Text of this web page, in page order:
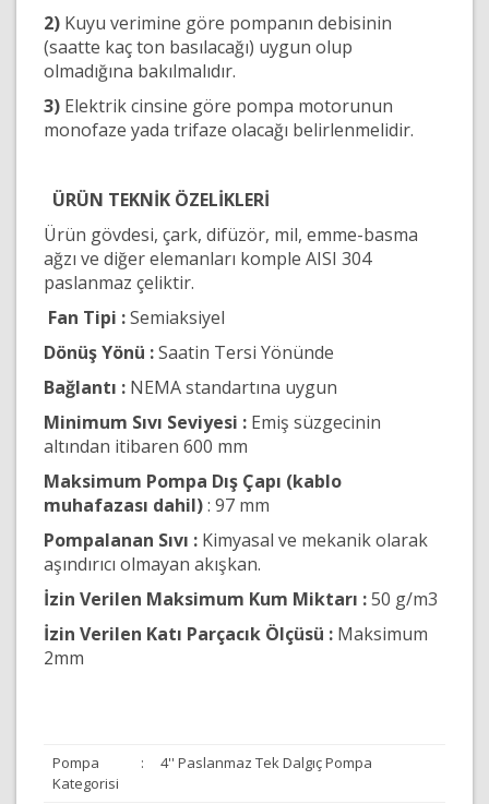
2) Kuyu verimine göre pompanın debisinin
(saatte kaç ton basılacağı) uygun olup
olmadığına bakılmalıdır.
3) Elektrik cinsine göre pompa motorunun
monofaze yada trifaze olacağı belirlenmelidir.
ÜRÜN TEKNİK ÖZELİKLERİ
Ürün gövdesi, çark, difüzör, mil, emme-basma
ağzı ve diğer elemanları komple AISI 304
paslanmaz çeliktir.
Fan Tipi :Semiaksiyel
Dönüş Yönü :Saatin Tersi Yönünde
Bağlantı : NEMA standartına uygun
Minimum Sıvı Seviyesi : Emiş süzgecinin
altından itibaren 600 mm
Maksimum Pompa Dış Çapı (kablo
muhafazası dahil): 97 mm
Pompalanan Sıvı : Kimyasal ve mekanik olarak
aşındırıcı olmayan akışkan.
İzin Verilen Maksimum Kum Miktarı :50 g/m3
İzin Verilen Katı Parçacık Ölçüsü : Maksimum
2mm
Pompa
Kategorisi
: 4'' Paslanmaz Tek Dalgıç Pompa